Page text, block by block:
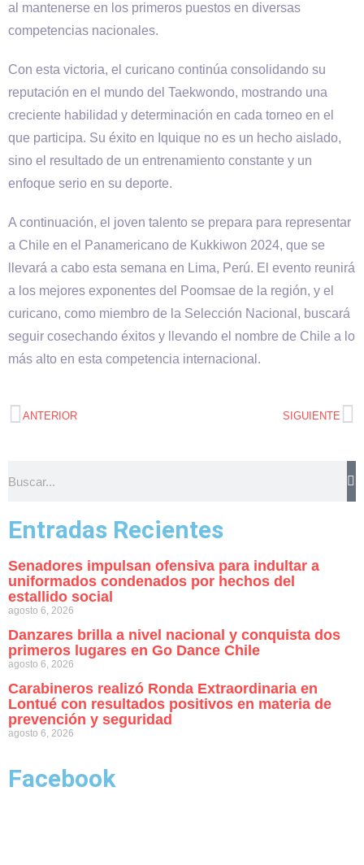
al mantenerse en los primeros puestos en diversas
competencias nacionales.
Con esta victoria, el curicano continúa consolidando su
reputación en el mundo del Taekwondo, mostrando una
creciente habilidad y determinación en cada torneo en el
que participa. Su éxito en Iquique no es un hecho aislado,
sino el resultado de un entrenamiento constante y un
enfoque serio en su deporte.
A continuación, el joven talento se prepara para representar
a Chile en el Panamericano de Kukkiwon 2024, que se
llevará a cabo esta semana en Lima, Perú. El evento reunirá
a los mejores exponentes del Poomsae de la región, y el
curicano, como miembro de la Selección Nacional, buscará
seguir cosechando éxitos y llevando el nombre de Chile a lo
más alto en esta competencia internacional.
ANTERIOR SIGUIENTE
Entradas Recientes
Senadores impulsan ofensiva para indultar a
uniformados condenados por hechos del
estallido social
agosto 6, 2026
Danzares brilla a nivel nacional y conquista dos
primeros lugares en Go Dance Chile
agosto 6, 2026
Carabineros realizó Ronda Extraordinaria en
Lontué con resultados positivos en materia de
prevención y seguridad
agosto 6, 2026
Facebook